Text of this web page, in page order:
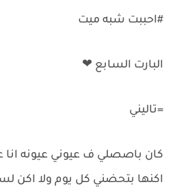
#احببت شبه ميت
البارت السابع ❤
=تاليني
كان باصصلي ف عيوني عيونه انا
اكنها بتحضني كل يوم ولا اكن